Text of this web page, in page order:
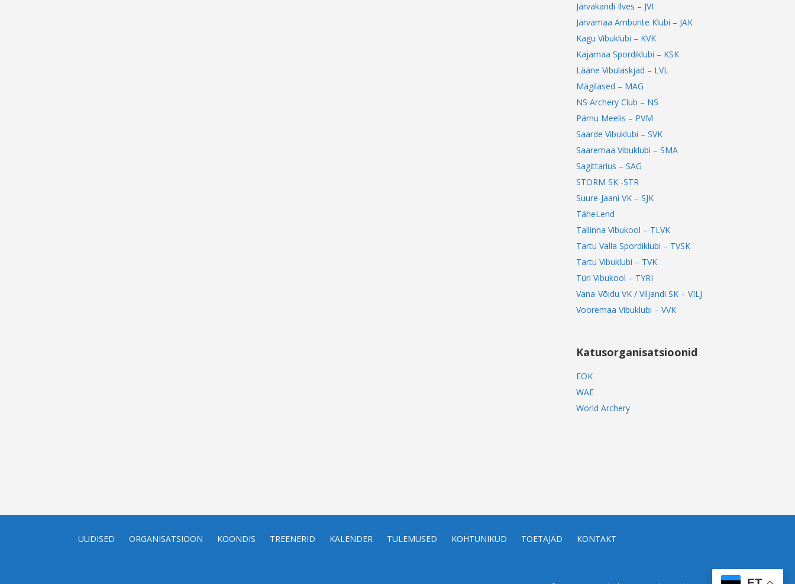
Järvakandi Ilves – JVI
Järvamaa Amburite Klubi – JAK
Kagu Vibuklubi – KVK
Kajamaa Spordiklubi – KSK
Lääne Vibulaskjad – LVL
Mägilased – MAG
NS Archery Club – NS
Pärnu Meelis – PVM
Saarde Vibuklubi – SVK
Saaremaa Vibuklubi – SMA
Sagittarius – SAG
STORM SK -STR
Suure-Jaani VK – SJK
TäheLend
Tallinna Vibukool – TLVK
Tartu Valla Spordiklubi – TVSK
Tartu Vibuklubi – TVK
Türi Vibukool – TYRI
Vana-Võidu VK / Viljandi SK – VILJ
Vooremaa Vibuklubi – VVK
Katusorganisatsioonid
EOK
WAE
World Archery
UUDISED ORGANISATSIOON KOONDIS TREENERID KALENDER TULEMUSED KOHTUNIKUD TOETAJAD KONTAKT